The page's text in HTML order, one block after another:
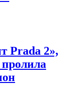
Prada 2»,